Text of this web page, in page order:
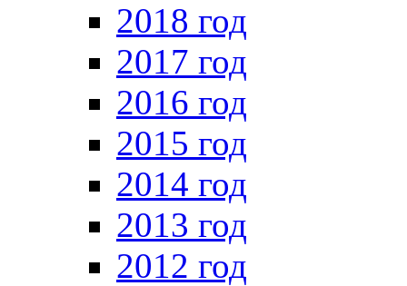
2018 год
2017 год
2016 год
2015 год
2014 год
2013 год
2012 год